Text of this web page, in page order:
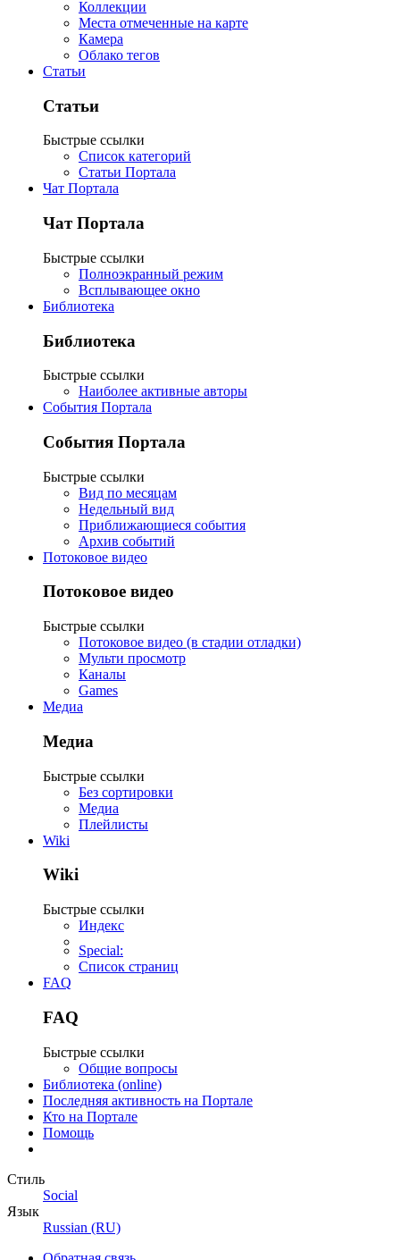
Коллекции
Места отмеченные на карте
Камера
Облако тегов
Статьи
Статьи
Быстрые ссылки
Список категорий
Статьи Портала
Чат Портала
Чат Портала
Быстрые ссылки
Полноэкранный режим
Всплывающее окно
Библиотека
Библиотека
Быстрые ссылки
Наиболее активные авторы
События Портала
События Портала
Быстрые ссылки
Вид по месяцам
Недельный вид
Приближающиеся события
Архив событий
Потоковое видео
Потоковое видео
Быстрые ссылки
Потоковое видео (в стадии отладки)
Мульти просмотр
Каналы
Games
Медиа
Медиа
Быстрые ссылки
Без сортировки
Медиа
Плейлисты
Wiki
Wiki
Быстрые ссылки
Индекс
Special:
Список страниц
FAQ
FAQ
Быстрые ссылки
Общие вопросы
Библиотека (online)
Последняя активность на Портале
Кто на Портале
Помощь
Стиль
Social
Язык
Russian (RU)